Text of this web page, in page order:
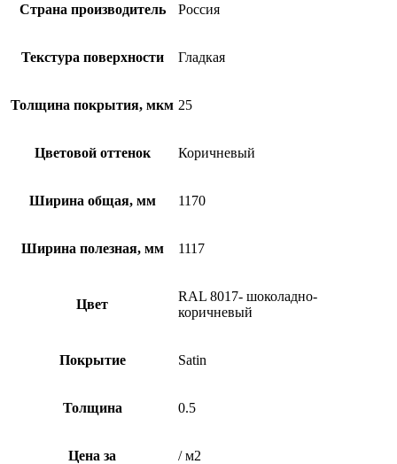
Страна производитель Россия
Текстура поверхности Гладкая
Толщина покрытия, мкм 25
Цветовой оттенок Коричневый
Ширина общая, мм 1170
Ширина полезная, мм 1117
Цвет
RAL 8017- шоколадно-
коричневый
Покрытие Satin
Толщина 0.5
Цена за / м2